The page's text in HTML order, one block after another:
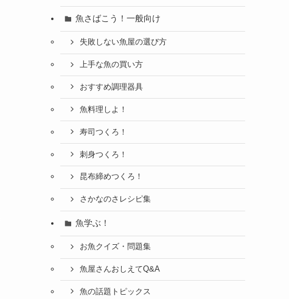
魚さばこう！一般向け
失敗しない魚屋の選び方
上手な魚の買い方
おすすめ調理器具
魚料理しよ！
寿司つくろ！
刺身つくろ！
昆布締めつくろ！
さかなのさレシピ集
魚学ぶ！
お魚クイズ・問題集
魚屋さんおしえてQ&A
魚の話題トピックス